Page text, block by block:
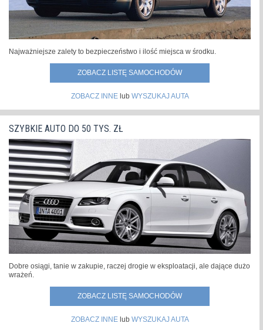
Najważniejsze zalety to bezpieczeństwo i ilość miejsca w środku.
ZOBACZ LISTĘ SAMOCHODÓW
ZOBACZ INNElub WYSZUKAJ AUTA
SZYBKIE AUTO DO 50 TYS. ZŁ
Dobre osiągi, tanie w zakupie, raczej drogie w eksploatacji, ale dające dużo
wrażeń.
ZOBACZ LISTĘ SAMOCHODÓW
ZOBACZ INNElub WYSZUKAJ AUTA